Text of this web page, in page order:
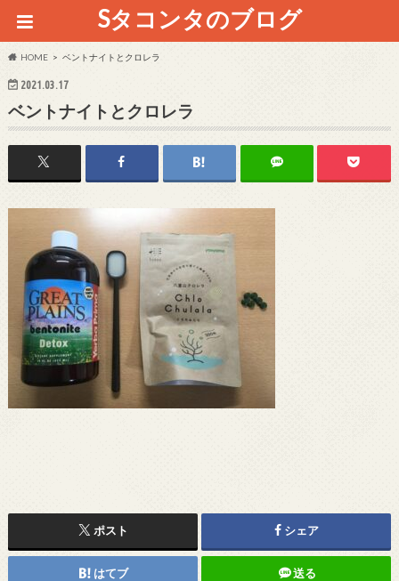
Sタコンタのブログ
HOME ベントナイトとクロレラ
2021.03.17
ベントナイトとクロレラ
ポスト シェア
はてブ 送る